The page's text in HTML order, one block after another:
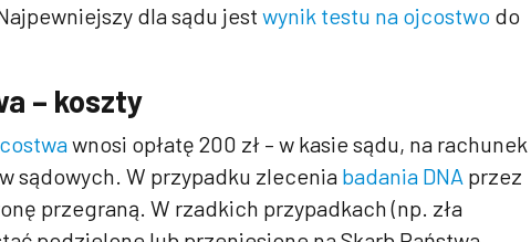
dla sądu jest wynik testu na ojcostwo do
– koszty
wnosi opłatę 200 zł – w kasie sądu, na rachunek
sądowych. W przypadku zlecenia badania DNA przez
przegraną. W rzadkich przypadkach (np. zła